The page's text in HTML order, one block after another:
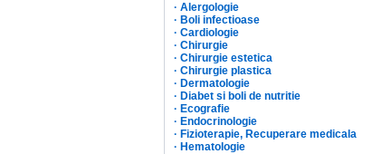
· Alergologie
· Boli infectioase
· Cardiologie
· Chirurgie
· Chirurgie estetica
· Chirurgie plastica
· Dermatologie
· Diabet si boli de nutritie
· Ecografie
· Endocrinologie
· Fizioterapie, Recuperare medicala
· Hematologie